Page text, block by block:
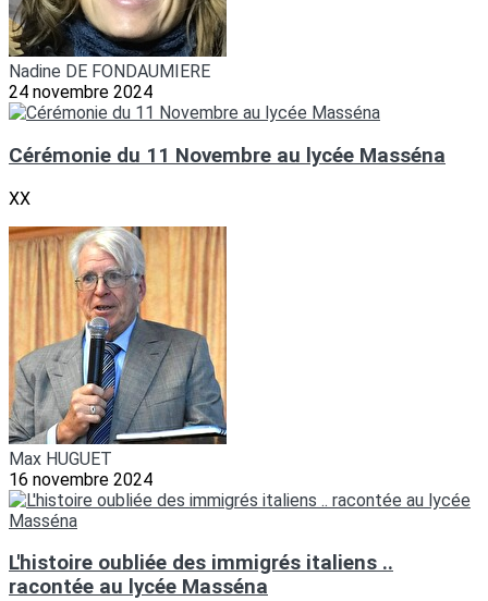
Nadine DE FONDAUMIERE
24 novembre 2024
Cérémonie du 11 Novembre au lycée Masséna
XX
Max HUGUET
16 novembre 2024
L'histoire oubliée des immigrés italiens ..
racontée au lycée Masséna